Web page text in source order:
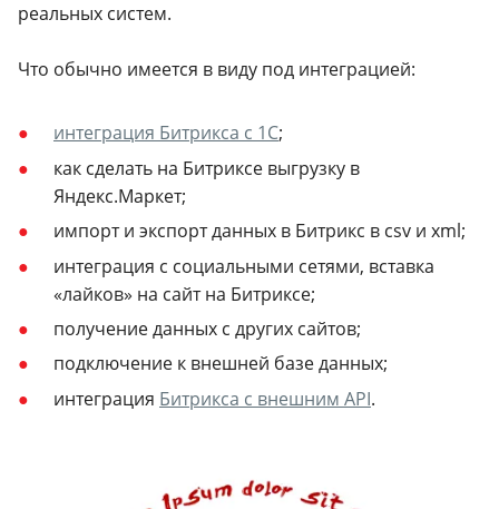
реальных систем.
Что обычно имеется в виду под интеграцией:
интеграция Битрикса с 1С;
как сделать на Битриксе выгрузку в
Яндекс.Маркет;
импорт и экспорт данных в Битрикс в csv и xml;
интеграция с социальными сетями, вставка
«лайков» на сайт на Битриксе;
получение данных с других сайтов;
подключение к внешней базе данных;
интеграция Битрикса с внешним API.